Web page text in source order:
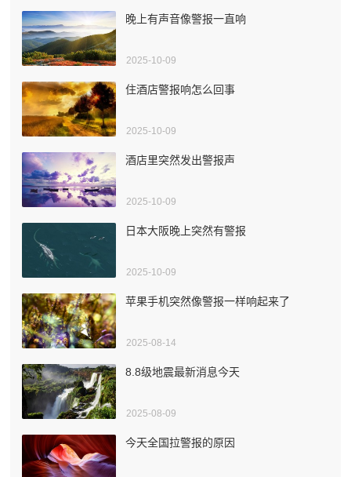
晚上有声音像警报一直响
2025-10-09
住酒店警报响怎么回事
2025-10-09
酒店里突然发出警报声
2025-10-09
日本大阪晚上突然有警报
2025-10-09
苹果手机突然像警报一样响起来了
2025-08-14
8.8级地震最新消息今天
2025-08-09
今天全国拉警报的原因